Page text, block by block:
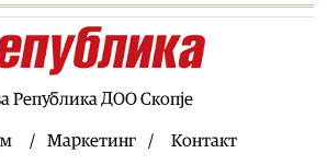
на стадион, играат Вардар-
Република ДОО Скопје
Маркетинг Контакт